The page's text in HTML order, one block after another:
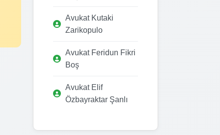
Avukat Kutaki
Zarikopulo
Avukat Feridun Fikri
Boş
Avukat Elif
Özbayraktar Şanlı